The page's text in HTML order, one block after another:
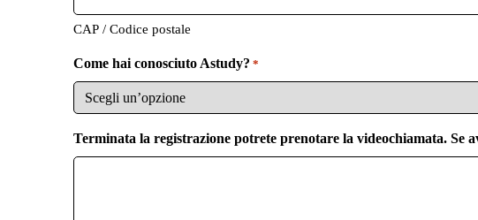
CAP / Codice postale
Come hai conosciuto Astudy? *
Terminata la registrazione potrete prenotare la videochiamata. Se